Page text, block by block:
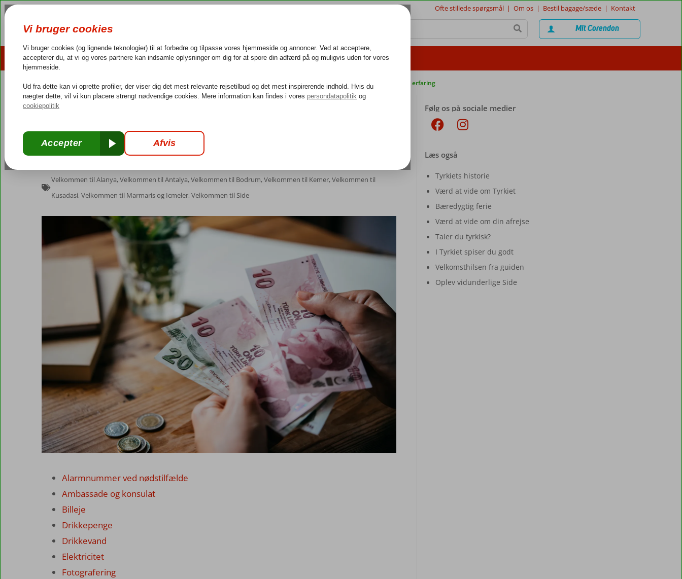
Ofte stillede spørgsmål | Om os | Bestil bagage/sæde | Kontakt
Mit Corendon
HOME REJSEMÅL HOTELTIPS REJSETIPS ALANYA BESTIL REJSE
4,3/5 på Trustpilot Dansk guideservice 40.000 danske gæster i 2024 25 års erfaring
Tyrkiet – Praktisk fra A-Å
Velkommen til Alanya,Velkommen til Antalya,Velkommen til Bodrum,Velkommen til Kemer,Velkommen til
Kusadasi,Velkommen til Marmaris og Icmeler,Velkommen til Side
Alarmnummer ved nødstilfælde
Ambassade og konsulat
Billeje
Drikkepenge
Drikkevand
Elektricitet
Fotografering
Følg os på sociale medier
Læs også
Tyrkiets historie
Værd at vide om Tyrkiet
Bæredygtig ferie
Værd at vide om din afrejse
Taler du tyrkisk?
I Tyrkiet spiser du godt
Velkomsthilsen fra guiden
Oplev vidunderlige Side